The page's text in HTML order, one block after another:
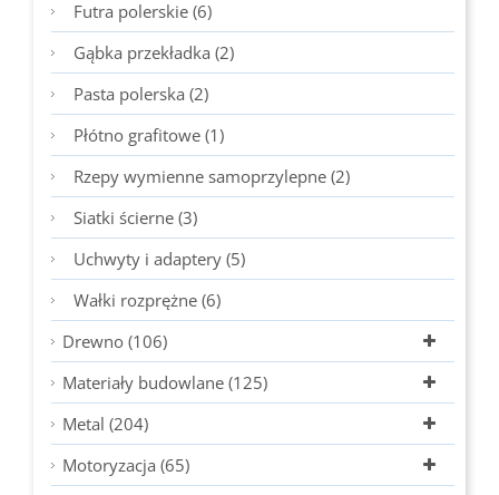
Futra polerskie (6)
Gąbka przekładka (2)
Pasta polerska (2)
Płótno grafitowe (1)
Rzepy wymienne samoprzylepne (2)
Siatki ścierne (3)
Uchwyty i adaptery (5)
Wałki rozprężne (6)
Drewno (106)
Materiały budowlane (125)
Metal (204)
Motoryzacja (65)